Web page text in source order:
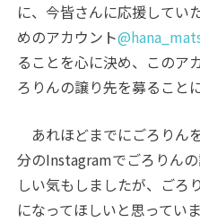
に、今皆さんに応援してい
めのアカウント
ることを心に決め、このア
ろりんの譲り先を募ること
あれほどまでにごろりん
分のInstagramでごろりん
しい気もしましたが、ごろ
になってほしいと思っていま